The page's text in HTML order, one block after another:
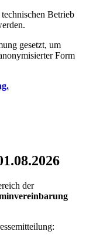
Betrieb
gesetzt, um
Form
der